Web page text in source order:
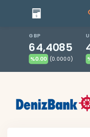
|
GBP
64,4085
%0.00 (0.0000)